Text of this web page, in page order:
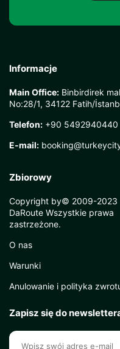
Informacje
Main Office: Binbirdirek
No:28/1, 34122 Fatih/
Telefon: +90 5492940440
E-mail:
Zbiorowy
Copyright by© 2009-2023
DaRoute Wszystkie prawa
zastrzeżone.
O nas
Warunki
Anulowanie i polityka
Zapisz się do